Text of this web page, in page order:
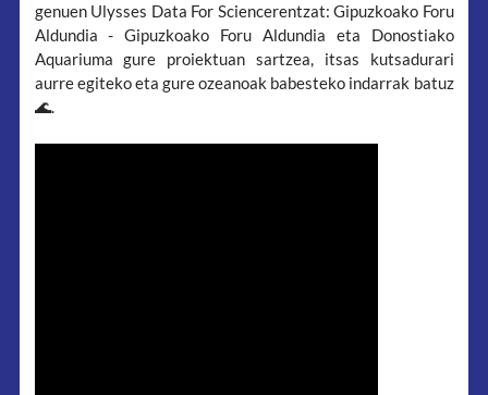
genuen Ulysses Data For Sciencerentzat: Gipuzkoako Foru
Aldundia - Gipuzkoako Foru Aldundia eta Donostiako
Aquariuma gure proiektuan sartzea, itsas kutsadurari
aurre egiteko eta gure ozeanoak babesteko indarrak batuz
🌊.